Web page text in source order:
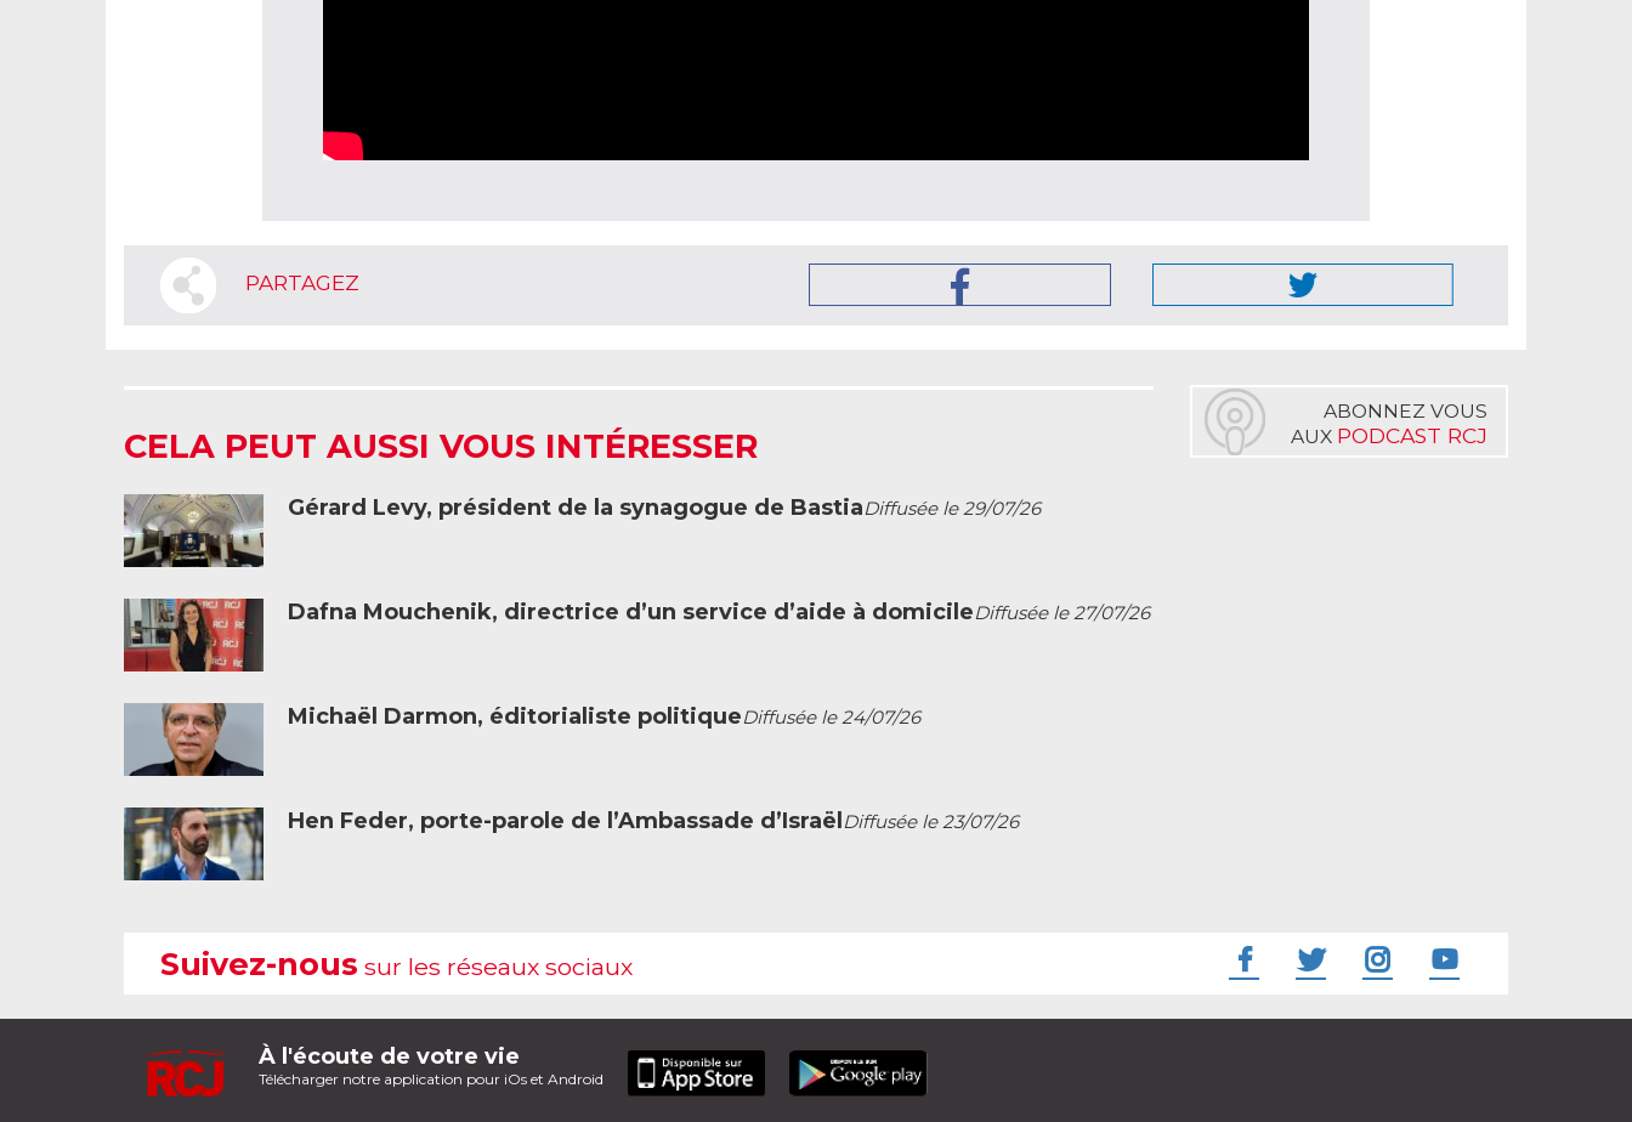
PARTAGEZ
CELA PEUT AUSSI VOUS INTÉRESSER
Gérard Levy, président de la synagogue de BastiaDiffusée le 29/07/26
Dafna Mouchenik, directrice d’un service d’aide à domicileDiffusée le 27/07/26
Michaël Darmon, éditorialiste politiqueDiffusée le 24/07/26
Hen Feder, porte-parole de l’Ambassade d’Israël Diffusée le 23/07/26
ABONNEZ VOUS
AUX PODCAST RCJ
Suivez-nous sur les réseaux sociaux
À l'écoute de votre vie
Télécharger notre application pour iOs et Android